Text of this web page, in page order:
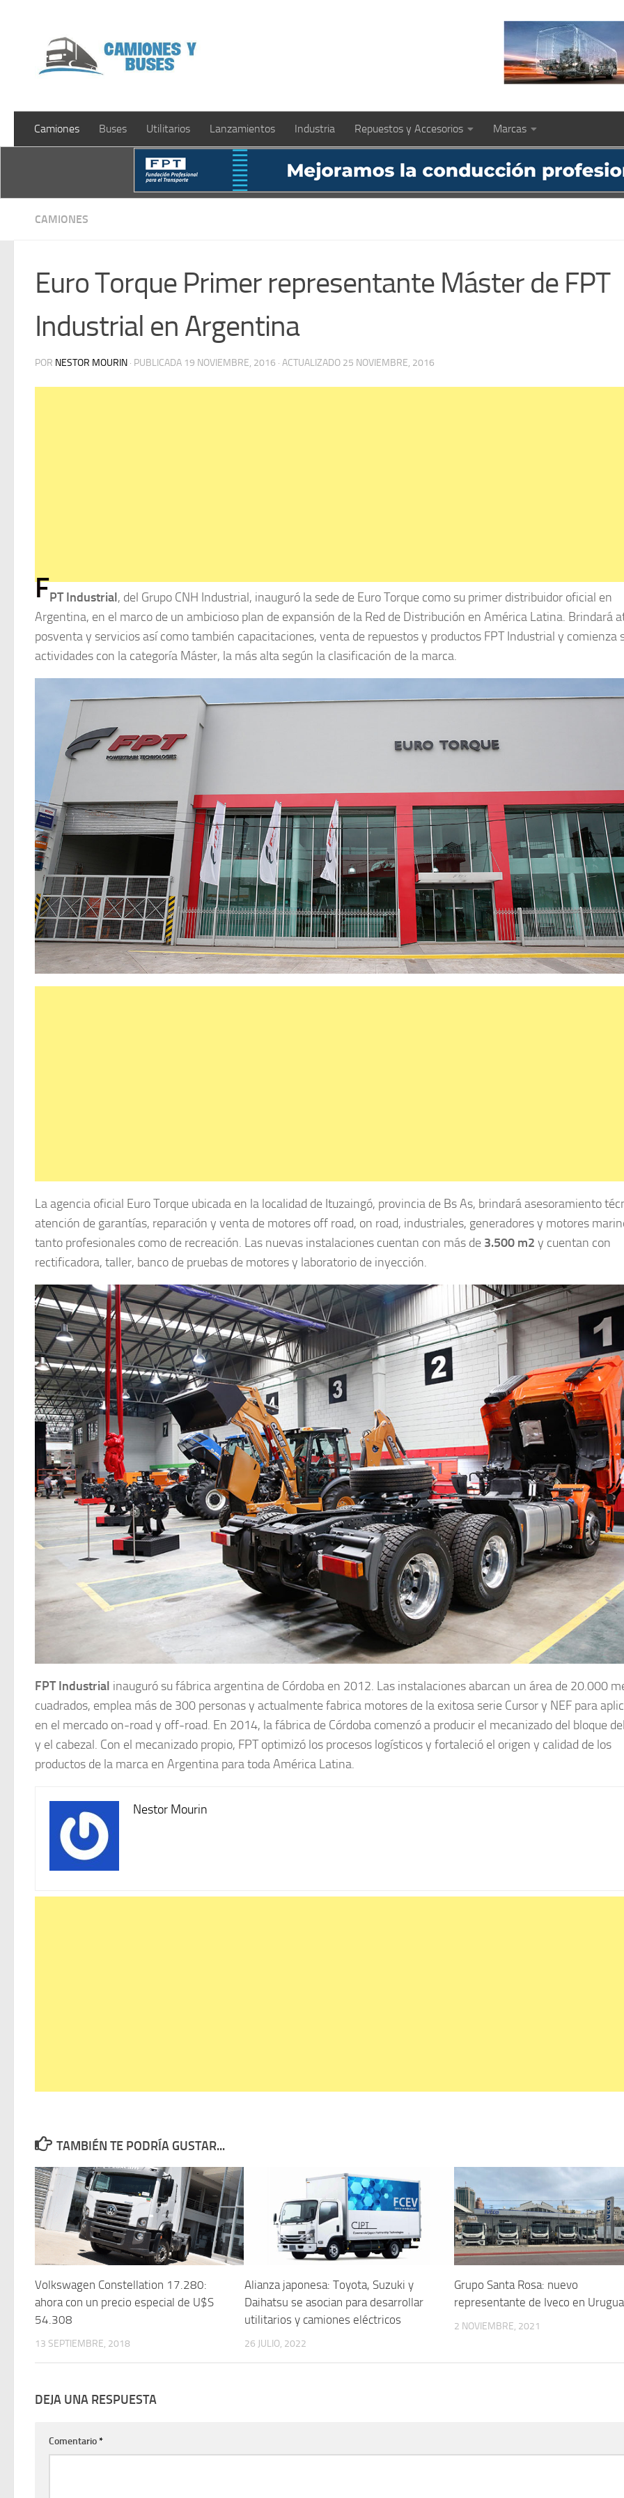
Camiones Buses Utilitarios Lanzamientos Industria Repuestos y Accesorios Marcas
CAMIONES
Euro Torque Primer representante Máster de FPT
Industrial en Argentina
POR NESTOR MOURIN · PUBLICADA 19 NOVIEMBRE, 2016 · ACTUALIZADO 25 NOVIEMBRE, 2016
FPT Industrial, del Grupo CNH Industrial, inauguró la sede de Euro Torque como su primer distribuidor oficial en
Argentina, en el marco de un ambicioso plan de expansión de la Red de Distribución en América Latina. Brindará
posventa y servicios así como también capacitaciones, venta de repuestos y productos FPT Industrial y comienza
actividades con la categoría Máster, la más alta según la clasificación de la marca.
La agencia oficial Euro Torque ubicada en la localidad de Ituzaingó, provincia de Bs As, brindará asesoramiento
atención de garantías, reparación y venta de motores off road, on road, industriales, generadores y motores
tanto profesionales como de recreación. Las nuevas instalaciones cuentan con más de 3.500 m2 y cuentan con
rectificadora, taller, banco de pruebas de motores y laboratorio de inyección.
FPT Industrial inauguró su fábrica argentina de Córdoba en 2012. Las instalaciones abarcan un área de 20.000
cuadrados, emplea más de 300 personas y actualmente fabrica motores de la exitosa serie Cursor y NEF para
en el mercado on-road y off-road. En 2014, la fábrica de Córdoba comenzó a producir el mecanizado del bloque
y el cabezal. Con el mecanizado propio, FPT optimizó los procesos logísticos y fortaleció el origen y calidad de los
productos de la marca en Argentina para toda América Latina.
Nestor Mourin
TAMBIÉN TE PODRÍA GUSTAR...
Volkswagen Constellation 17.280:
ahora con un precio especial de U$S
54.308
13 SEPTIEMBRE, 2018
Alianza japonesa: Toyota, Suzuki y
Daihatsu se asocian para desarrollar
utilitarios y camiones eléctricos
26 JULIO, 2022
Grupo Santa Rosa: nuevo
representante de Iveco en
2 NOVIEMBRE, 2021
DEJA UNA RESPUESTA
Comentario*